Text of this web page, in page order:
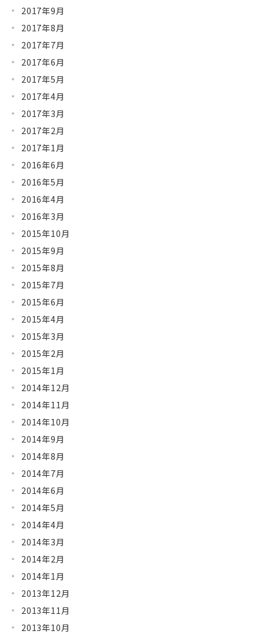
2017年9月
2017年8月
2017年7月
2017年6月
2017年5月
2017年4月
2017年3月
2017年2月
2017年1月
2016年6月
2016年5月
2016年4月
2016年3月
2015年10月
2015年9月
2015年8月
2015年7月
2015年6月
2015年4月
2015年3月
2015年2月
2015年1月
2014年12月
2014年11月
2014年10月
2014年9月
2014年8月
2014年7月
2014年6月
2014年5月
2014年4月
2014年3月
2014年2月
2014年1月
2013年12月
2013年11月
2013年10月